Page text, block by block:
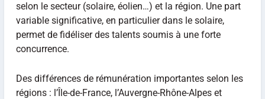
selon le secteur (solaire, éolien…) et la région. Une part
variable significative, en particulier dans le solaire,
permet de fidéliser des talents soumis à une forte
concurrence.
Des différences de rémunération importantes selon les
régions : l’Île-de-France, l’Auvergne-Rhône-Alpes et